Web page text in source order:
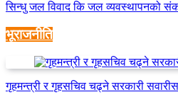
सिन्धु जल विवाद कि जल व्यवस्थापनको
भूराजनीति
गृहमन्त्री र गृहसचिव चढ्ने सरकारी